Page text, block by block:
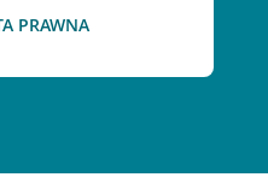
PRAWNA